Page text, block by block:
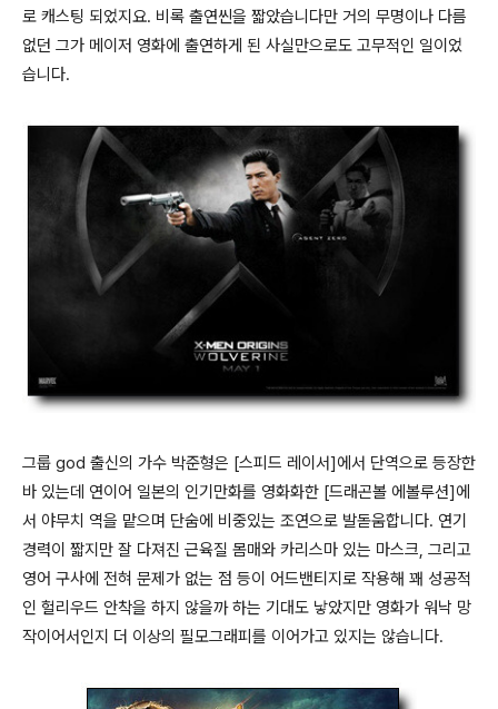
로 캐스팅 되었지요. 비록 출연씬을 짧았습니다만 거의 무명이나 다름
없던 그가 메이저 영화에 출연하게 된 사실만으로도 고무적인 일이었
습니다.
그룹 god 출신의 가수 박준형은 [스피드 레이서]에서 단역으로 등장한
바 있는데 연이어 일본의 인기만화를 영화화한 [드래곤볼 에볼루션]에
서 야무치 역을 맡으며 단숨에 비중있는 조연으로 발돋움합니다. 연기
경력이 짧지만 잘 다져진 근육질 몸매와 카리스마 있는 마스크, 그리고
영어 구사에 전혀 문제가 없는 점 등이 어드밴티지로 작용해 꽤 성공적
인 헐리우드 안착을 하지 않을까 하는 기대도 낳았지만 영화가 워낙 망
작이어서인지 더 이상의 필모그래피를 이어가고 있지는 않습니다.